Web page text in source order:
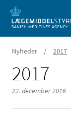
Nyheder / 2017
2017
22. december 2016